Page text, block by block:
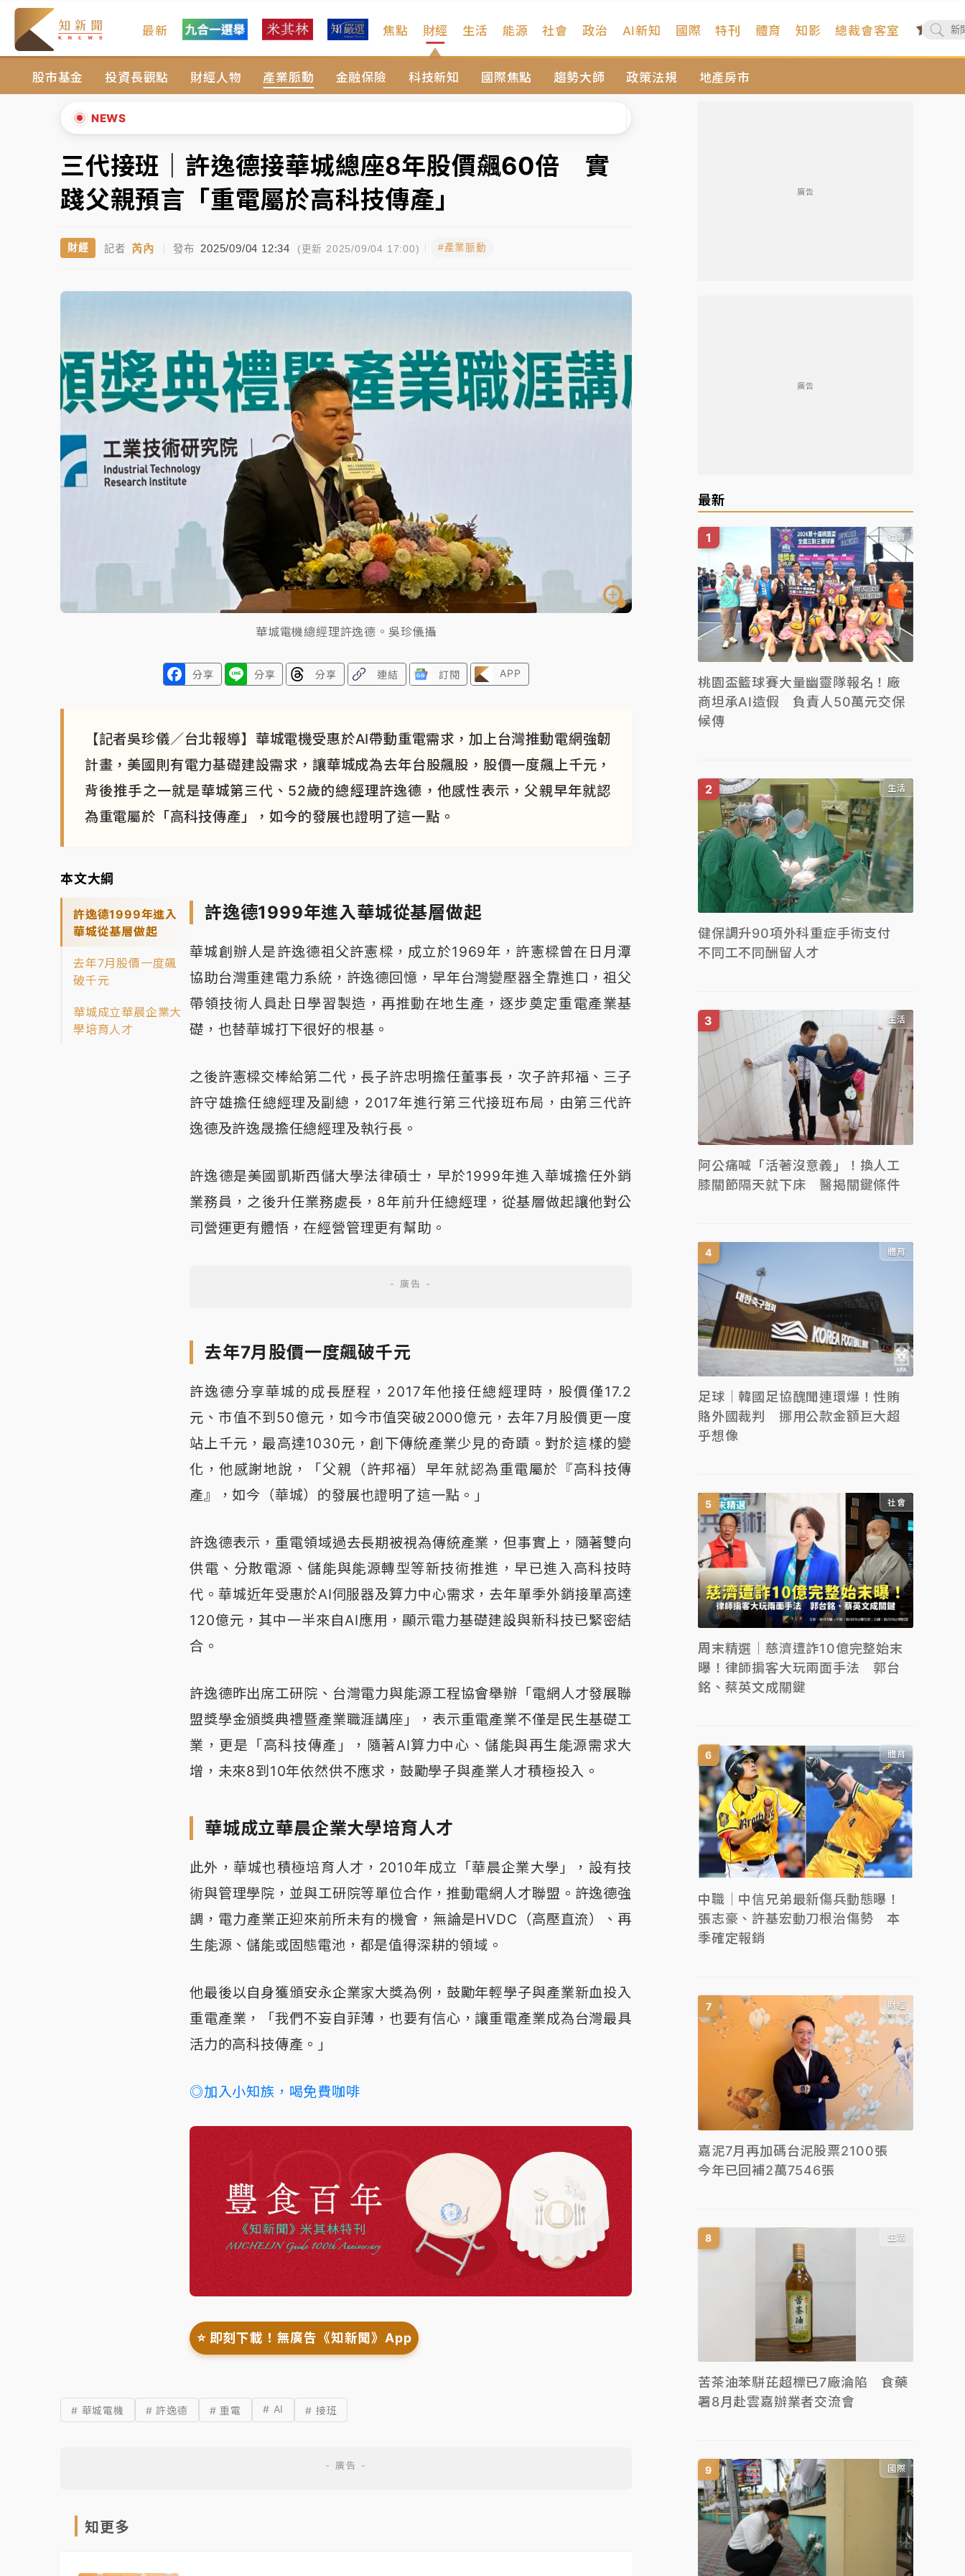
最新 焦點 財經
股市基金 投資長觀點 財經人物 產業脈動 金融保險 科技新知 國際焦點 趨勢大師 政策法規 地產房市
生活 能源 社會 政治 AI新知 國際 特刊 體育 知影 總裁會客室
NEWS
白海豚逼近！新北高灘地停車場下午4時強制拖吊 中午開放水門周邊紅黃線停車
中颱白海豚環流掠北海！今明防劇烈降雨 東部高溫飆38度
周末精選｜ 慈濟遭詐10億完整始末曝！律師掮客大玩兩面手法 郭台銘、蔡英文成關鍵
本周爆款短影音｜ 柯文哲帶電子手鐶拄拐杖現身／周玉蔻蔡玉真開撕爆料
蔣萬安的建中同學！47歲法律學霸戰桃園 公開上任首要3件事
中颱白海豚環流掠北海！今明防劇烈降雨 東部高溫飆38度
周末精選｜ 慈濟遭詐10億完整始末曝！律師掮客大玩兩面手法 郭台銘、蔡英文成關鍵
本周爆款短影音｜ 柯文哲帶電子手鐶拄拐杖現身／周玉蔻蔡玉真開撕爆料
周末精選｜ 跨境網購族注意！EZ Way若改由政府委任 預算難關如何解？
蔣萬安的建中同學！47歲法律學霸戰桃園 公開上任首要3件事
▲
▼
三代接班｜許逸德接華城總座8年股價飆60倍 實
踐父親預言「重電屬於高科技傳產」
財經 記者 芮內 | 發布 2025/09/04 12:34 (更新 2025/09/04 17:00) #產業脈動
華城電機總經理許逸德。吳珍儀攝
分享 分享 分享 連結 訂閱 APP
【記者吳珍儀／台北報導】華城電機受惠於AI帶動重電需求，加上台灣推動電網強韌
計畫，美國則有電力基礎建設需求，讓華城成為去年台股飆股，股價一度飆上千元，
背後推手之一就是華城第三代、52歲的總經理許逸德，他感性表示，父親早年就認
為重電屬於「高科技傳產」，如今的發展也證明了這一點。
本文大綱
許逸德1999年進入
華城從基層做起
去年7月股價一度飆
破千元
華城成立華晨企業大
學培育人才
許逸德1999年進入華城從基層做起
華城創辦人是許逸德祖父許憲樑，成立於1969年，許憲樑曾在日月潭
協助台灣重建電力系統，許逸德回憶，早年台灣變壓器全靠進口，祖父
帶領技術人員赴日學習製造，再推動在地生產，逐步奠定重電產業基
礎，也替華城打下很好的根基。
之後許憲樑交棒給第二代，長子許忠明擔任董事長，次子許邦福、三子
許守雄擔任總經理及副總，2017年進行第三代接班布局，由第三代許
逸德及許逸晟擔任總經理及執行長。
許逸德是美國凱斯西儲大學法律碩士，早於1999年進入華城擔任外銷
業務員，之後升任業務處長，8年前升任總經理，從基層做起讓他對公
司營運更有體悟，在經營管理更有幫助。
去年7月股價一度飆破千元
許逸德分享華城的成長歷程，2017年他接任總經理時，股價僅17.2
元、市值不到50億元，如今市值突破2000億元，去年7月股價更一度
站上千元，最高達1030元，創下傳統產業少見的奇蹟。對於這樣的變
化，他感謝地說，「父親（許邦福）早年就認為重電屬於『高科技傳
產』，如今（華城）的發展也證明了這一點。」
許逸德表示，重電領域過去長期被視為傳統產業，但事實上，隨著雙向
供電、分散電源、儲能與能源轉型等新技術推進，早已進入高科技時
代。華城近年受惠於AI伺服器及算力中心需求，去年單季外銷接單高達
120億元，其中一半來自AI應用，顯示電力基礎建設與新科技已緊密結
合。
許逸德昨出席工研院、台灣電力與能源工程協會舉辦「電網人才發展聯
盟獎學金頒獎典禮暨產業職涯講座」，表示重電產業不僅是民生基礎工
業，更是「高科技傳產」，隨著AI算力中心、儲能與再生能源需求大
增，未來8到10年依然供不應求，鼓勵學子與產業人才積極投入。
華城成立華晨企業大學培育人才
此外，華城也積極培育人才，2010年成立「華晨企業大學」，設有技
術與管理學院，並與工研院等單位合作，推動電網人才聯盟。許逸德強
調，電力產業正迎來前所未有的機會，無論是HVDC（高壓直流）、再
生能源、儲能或固態電池，都是值得深耕的領域。
他最後以自身獲頒安永企業家大獎為例，鼓勵年輕學子與產業新血投入
重電產業，「我們不妄自菲薄，也要有信心，讓重電產業成為台灣最具
活力的高科技傳產。」
◎加入小知族，喝免費咖啡
⭐️ 即刻下載！無廣告《知新聞》App
# 華城電機 # 許逸德 # 重電 # AI # 接班
知更多
廣告
廣告
最新
社會
桃園盃籃球賽大量幽靈隊報名！廠
商坦承AI造假 負責人50萬元交保
候傳
生活
健保調升90項外科重症手術支付
不同工不同酬留人才
生活
阿公痛喊「活著沒意義」！換人工
膝關節隔天就下床 醫揭關鍵條件
體育
足球｜韓國足協醜聞連環爆！性賄
賂外國裁判 挪用公款金額巨大超
乎想像
社會
周末精選｜慈濟遭詐10億完整始末
曝！律師掮客大玩兩面手法 郭台
銘、蔡英文成關鍵
體育
中職｜中信兄弟最新傷兵動態曝！
張志豪、許基宏動刀根治傷勢 本
季確定報銷
財經
嘉泥7月再加碼台泥股票2100張
今年已回補2萬7546張
生活
苦茶油苯駢芘超標已7廠淪陷 食藥
署8月赴雲嘉辦業者交流會
國際